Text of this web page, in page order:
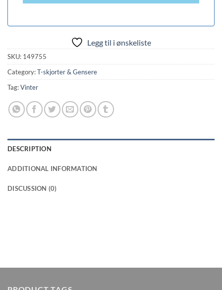
Legg til i ønskeliste
SKU: 149755
Category:T-skjorter & Gensere
Tag:Vinter
DESCRIPTION
ADDITIONAL INFORMATION
DISCUSSION (0)